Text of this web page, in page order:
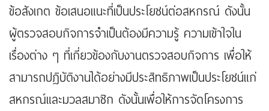
ข้อสังเกต ข้อเสนอแนะที่เป็นประโยชน์ต่อสหกรณ์ ดังนั้น
ผู้ตรวจสอบกิจการจำเป็นต้องมีความรู้ ความเข้าใจใน
เรื่องต่าง ๆ ที่เกี่ยวข้องกับงานตรวจสอบกิจการ เพื่อให้
สามารถปฏิบัติงานได้อย่างมีประสิทธิภาพเป็นประโยชน์แก่
สหกรณ์และมวลสมาชิก ดังนั้นเพื่อให้การจัดโครงการ